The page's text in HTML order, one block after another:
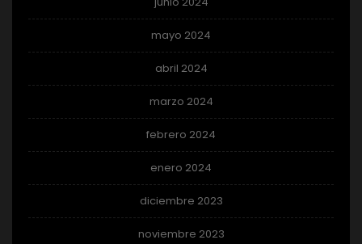
mayo 2024
abril 2024
marzo 2024
febrero 2024
enero 2024
diciembre 2023
noviembre 2023